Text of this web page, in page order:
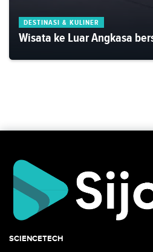
DESTINASI & KULINER
Wisata ke Luar Angkasa
SCIENCETECH